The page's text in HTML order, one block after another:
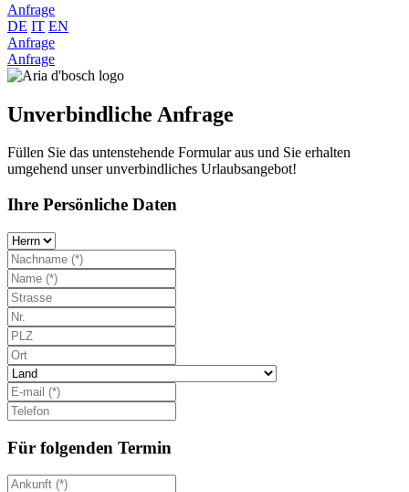
Anfrage
DE IT EN
Anfrage
Anfrage
Unverbindliche Anfrage
Füllen Sie das untenstehende Formular aus und Sie erhalten
umgehend unser unverbindliches Urlaubsangebot!
Ihre Persönliche Daten
Für folgenden Termin